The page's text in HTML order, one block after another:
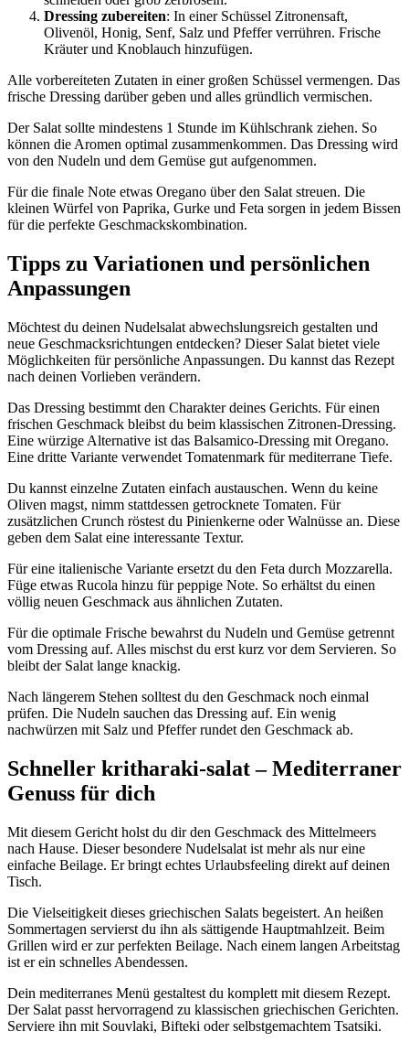
Dressing zubereiten: In einer Schüssel Zitronensaft,
Olivenöl, Honig, Senf, Salz und Pfeffer verrühren. Frische
Kräuter und Knoblauch hinzufügen.
Alle vorbereiteten Zutaten in einer großen Schüssel vermengen. Das
frische Dressing darüber geben und alles gründlich vermischen.
Der Salat sollte mindestens 1 Stunde im Kühlschrank ziehen. So
können die Aromen optimal zusammenkommen. Das Dressing wird
von den Nudeln und dem Gemüse gut aufgenommen.
Für die finale Note etwas Oregano über den Salat streuen. Die
kleinen Würfel von Paprika, Gurke und Feta sorgen in jedem Bissen
für die perfekte Geschmackskombination.
Tipps zu Variationen und persönlichen
Anpassungen
Möchtest du deinen Nudelsalat abwechslungsreich gestalten und
neue Geschmacksrichtungen entdecken? Dieser Salat bietet viele
Möglichkeiten für persönliche Anpassungen. Du kannst das Rezept
nach deinen Vorlieben verändern.
Das Dressing bestimmt den Charakter deines Gerichts. Für einen
frischen Geschmack bleibst du beim klassischen Zitronen-Dressing.
Eine würzige Alternative ist das Balsamico-Dressing mit Oregano.
Eine dritte Variante verwendet Tomatenmark für mediterrane Tiefe.
Du kannst einzelne Zutaten einfach austauschen. Wenn du keine
Oliven magst, nimm stattdessen getrocknete Tomaten. Für
zusätzlichen Crunch röstest du Pinienkerne oder Walnüsse an. Diese
geben dem Salat eine interessante Textur.
Für eine italienische Variante ersetzt du den Feta durch Mozzarella.
Füge etwas Rucola hinzu für peppige Note. So erhältst du einen
völlig neuen Geschmack aus ähnlichen Zutaten.
Für die optimale Frische bewahrst du Nudeln und Gemüse getrennt
vom Dressing auf. Alles mischst du erst kurz vor dem Servieren. So
bleibt der Salat lange knackig.
Nach längerem Stehen solltest du den Geschmack noch einmal
prüfen. Die Nudeln sauchen das Dressing auf. Ein wenig
nachwürzen mit Salz und Pfeffer rundet den Geschmack ab.
Schneller kritharaki-salat – Mediterraner
Genuss für dich
Mit diesem Gericht holst du dir den Geschmack des Mittelmeers
nach Hause. Dieser besondere Nudelsalat ist mehr als nur eine
einfache Beilage. Er bringt echtes Urlaubsfeeling direkt auf deinen
Tisch.
Die Vielseitigkeit dieses griechischen Salats begeistert. An heißen
Sommertagen servierst du ihn als sättigende Hauptmahlzeit. Beim
Grillen wird er zur perfekten Beilage. Nach einem langen Arbeitstag
ist er ein schnelles Abendessen.
Dein mediterranes Menü gestaltest du komplett mit diesem Rezept.
Der Salat passt hervorragend zu klassischen griechischen Gerichten.
Serviere ihn mit Souvlaki, Bifteki oder selbstgemachtem Tsatsiki.